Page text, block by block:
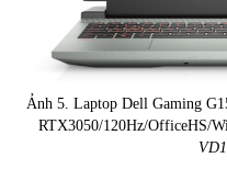
Ảnh 5. Laptop Dell Gaming
RTX3050/120Hz/OfficeHS/